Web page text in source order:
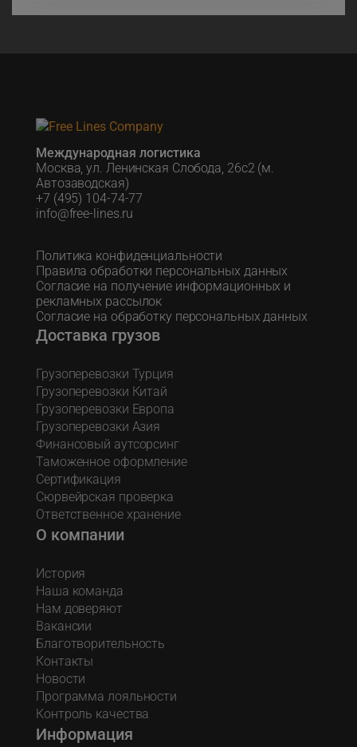
Международная логистика
Москва, ул. Ленинская Слобода, 26с2 (м.
Автозаводская)
+7 (495) 104-74-77
info@free-lines.ru
Политика конфиденциальности
Правила обработки персональных данных
Согласие на получение информационных и
рекламных рассылок
Согласие на обработку персональных данных
Доставка грузов
Грузоперевозки Турция
Грузоперевозки Китай
Грузоперевозки Европа
Грузоперевозки Азия
Финансовый аутсорсинг
Таможенное оформление
Сертификация
Сюрвейрская проверка
Ответственное хранение
О компании
История
Наша команда
Нам доверяют
Вакансии
Благотворительность
Контакты
Новости
Программа лояльности
Контроль качества
Информация